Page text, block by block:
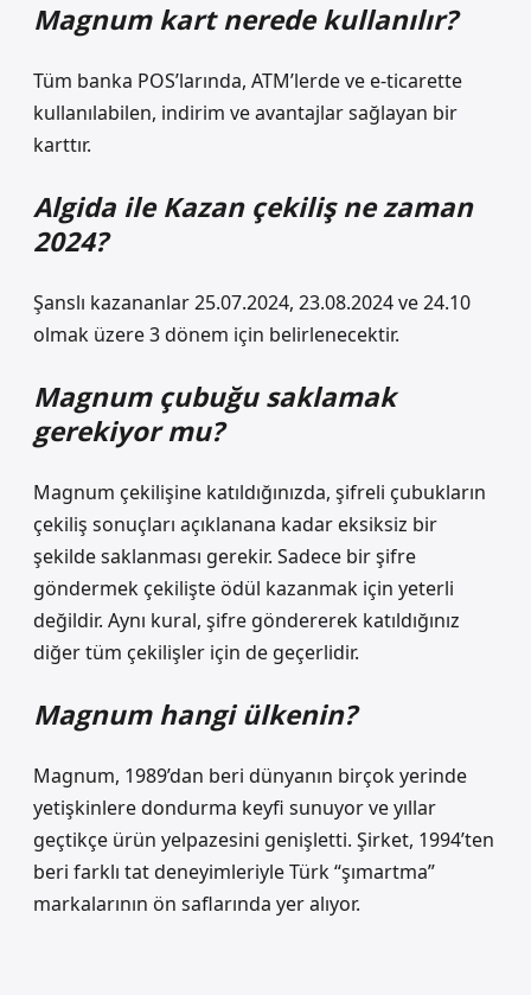
Magnum kart nerede kullanılır?
Tüm banka POS’larında, ATM’lerde ve e-ticarette
kullanılabilen, indirim ve avantajlar sağlayan bir
karttır.
Algida ile Kazan çekiliş ne zaman
2024?
Şanslı kazananlar 25.07.2024, 23.08.2024 ve 24.10
olmak üzere 3 dönem için belirlenecektir.
Magnum çubuğu saklamak
gerekiyor mu?
Magnum çekilişine katıldığınızda, şifreli çubukların
çekiliş sonuçları açıklanana kadar eksiksiz bir
şekilde saklanması gerekir. Sadece bir şifre
göndermek çekilişte ödül kazanmak için yeterli
değildir. Aynı kural, şifre göndererek katıldığınız
diğer tüm çekilişler için de geçerlidir.
Magnum hangi ülkenin?
Magnum, 1989’dan beri dünyanın birçok yerinde
yetişkinlere dondurma keyfi sunuyor ve yıllar
geçtikçe ürün yelpazesini genişletti. Şirket, 1994’ten
beri farklı tat deneyimleriyle Türk “şımartma”
markalarının ön saflarında yer alıyor.